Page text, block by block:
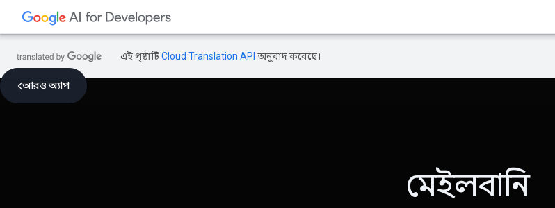
এই পৃষ্ঠাটিCloud Translation API অনুবাদ করেছে।
আরও অ্যাপ
মেইলবানি